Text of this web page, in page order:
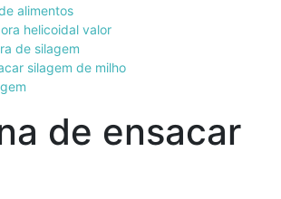
alimentos
helicoidal valor
de silagem
silagem de milho
de ensacar